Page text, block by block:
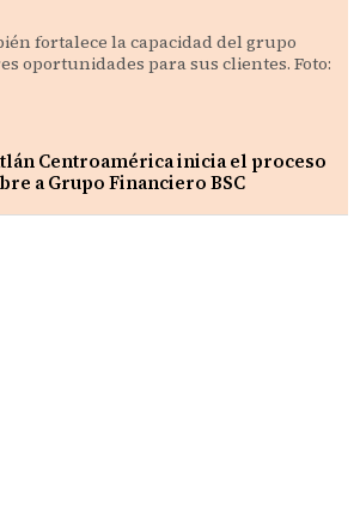
Centroamérica inicia el proceso
a Grupo Financiero BSC